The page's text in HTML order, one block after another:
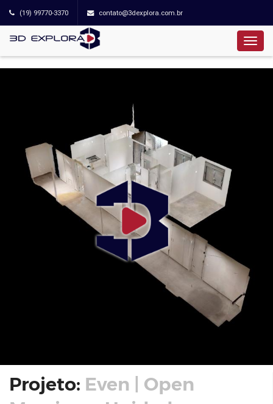
(19) 99770-3370 contato@3dexplora.com.br
Projeto: Even | Open